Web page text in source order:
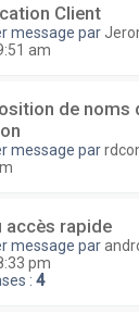
Client
message par
am
de noms
message par
accès rapide
message par
pm
: 4